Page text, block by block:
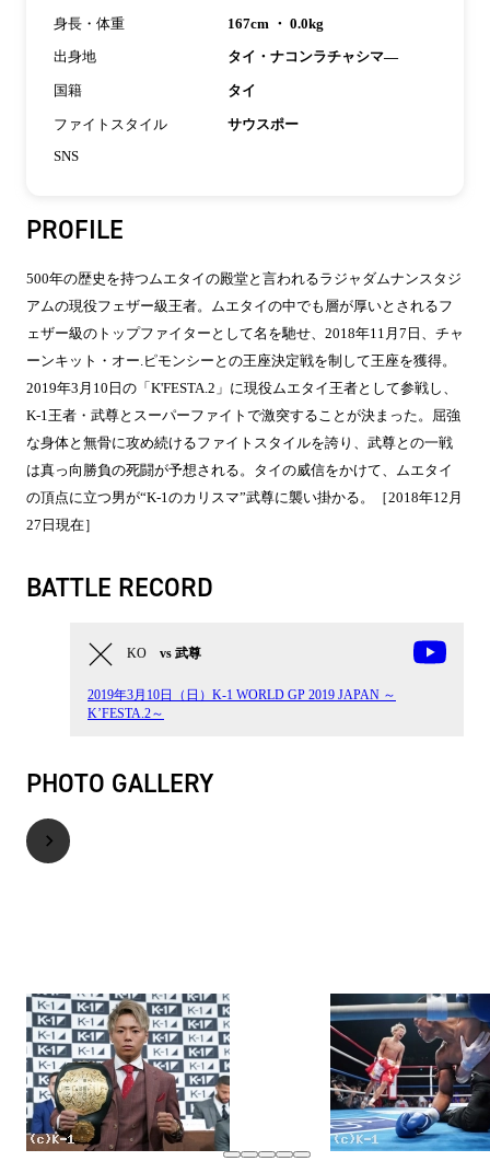
身長・体重 167cm ・ 0.0kg
出身地 タイ・ナコンラチャシマ―
国籍 タイ
ファイトスタイル サウスポー
SNS
PROFILE
500年の歴史を持つムエタイの殿堂と言われるラジャダムナンスタジ
アムの現役フェザー級王者。ムエタイの中でも層が厚いとされるフ
ェザー級のトップファイターとして名を馳せ、2018年11月7日、チャ
ーンキット・オー.ピモンシーとの王座決定戦を制して王座を獲得。
2019年3月10日の「K'FESTA.2」に現役ムエタイ王者として参戦し、
K-1王者・武尊とスーパーファイトで激突することが決まった。屈強
な身体と無骨に攻め続けるファイトスタイルを誇り、武尊との一戦
は真っ向勝負の死闘が予想される。タイの威信をかけて、ムエタイ
の頂点に立つ男が“K-1のカリスマ”武尊に襲い掛かる。［2018年12月
27日現在］
BATTLE RECORD
KO vs 武尊
2019年3月10日（日）K-1 WORLD GP 2019 JAPAN ～
K’FESTA.2～
PHOTO GALLERY